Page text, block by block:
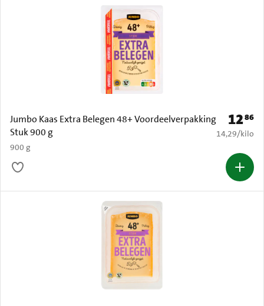
Jumbo Kaas Extra Belegen 48+ Voordeelverpakking
Stuk 900 g
900 g
Prijs: €
1286
€ 14,29 per
14,29/kilo